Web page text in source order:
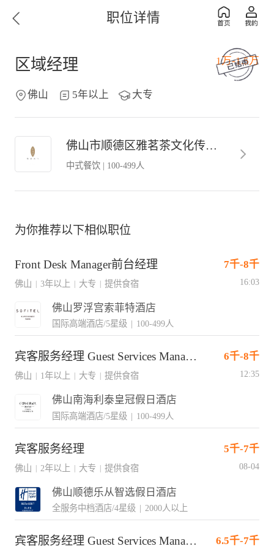
职位详情
区域经理 1万-1.5万
佛山 5年以上 大专
佛山市顺德区雅茗茶文化传播有限公司
中式餐饮 | 100-499人
为你推荐以下相似职位
Front Desk Manager前台经理 7千-8千
佛山 | 3年以上 | 大专 | 提供食宿 16:03
佛山罗浮宫索菲特酒店
国际高端酒店/5星级 | 100-499人
宾客服务经理 Guest Services Manager 6千-8千
佛山 1年以上 大专 提供食宿 12:35
佛山南海利泰皇冠假日酒店
国际高端酒店/5星级 | 100-499人
宾客服务经理 5千-7千
佛山 | 2年以上 | 大专 | 提供食宿 08-04
佛山顺德乐从智选假日酒店
全服务中档酒店/4星级 | 2000人以上
宾客服务经理 Guest Services Manager 6.5千-7千